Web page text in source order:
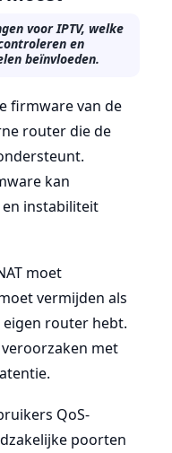
voor IPTV, welke
en
beïnvloeden.
firmware van de
router die de
kan
instabiliteit
moet
vermijden als
router hebt.
met
QoS-
poorten